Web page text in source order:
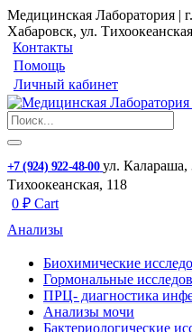
Медицинская Лаборатория |
Хабаровск, ул.
Контакты
Помощь
Личный кабинет
+7 (924) 922-48-00 ул. ​Калараша,
Тихоокеанская, 118
0 ₽ Cart
Анализы
Биохимические
Гормональные
ПРЦ- диагностика
Анализы мочи
Бактериологические